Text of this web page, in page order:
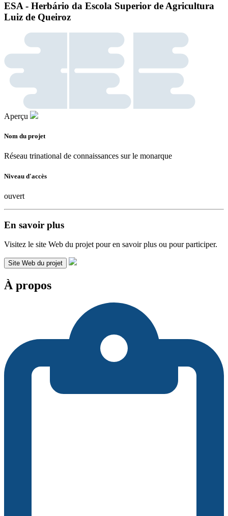
ESA - Herbário da Escola Superior de Agricultura
Luiz de Queiroz
Aperçu
Nom du projet
Réseau trinational de connaissances sur le monarque
Niveau d'accès
ouvert
En savoir plus
Visitez le site Web du projet pour en savoir plus ou pour participer.
Site Web du projet
À propos